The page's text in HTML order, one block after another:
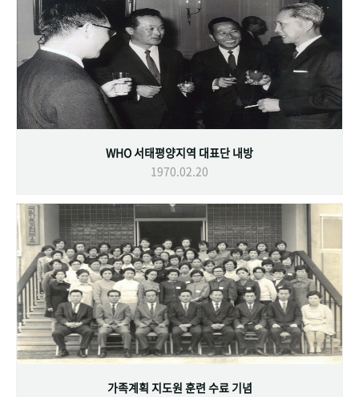
WHO 서태평양지역 대표단 내방
1970.02.20
가족계획 지도원 훈련 수료 기념